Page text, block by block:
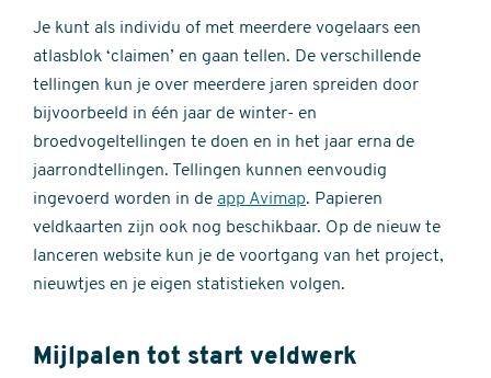
Je kunt als individu of met meerdere vogelaars een
atlasblok ‘claimen’ en gaan tellen. De verschillende
tellingen kun je over meerdere jaren spreiden door
bijvoorbeeld in één jaar de winter- en
broedvogeltellingen te doen en in het jaar erna de
jaarrondtellingen. Tellingen kunnen eenvoudig
ingevoerd worden in de app Avimap. Papieren
veldkaarten zijn ook nog beschikbaar. Op de nieuw te
lanceren website kun je de voortgang van het project,
nieuwtjes en je eigen statistieken volgen.
Mijlpalen tot start veldwerk